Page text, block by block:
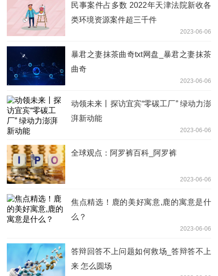
民事案件占多数 2022年天津法院新收各
类环境资源案件超三千件
2023-06-06
暴君之妻抹茶曲奇txt网盘_暴君之妻抹茶
曲奇
2023-06-06
动领未来丨探访宜宾“零碳工厂” 绿动力澎
湃新动能
2023-06-06
全球观点：阿罗裤百科_阿罗裤
2023-06-06
焦点精选！鹿的美好寓意,鹿的寓意是什
么？
2023-06-06
答辩回答不上问题如何救场_答辩答不上
来 怎么圆场